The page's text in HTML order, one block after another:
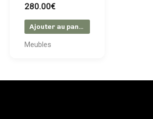
280.00€
Ajouter au panier
Meubles